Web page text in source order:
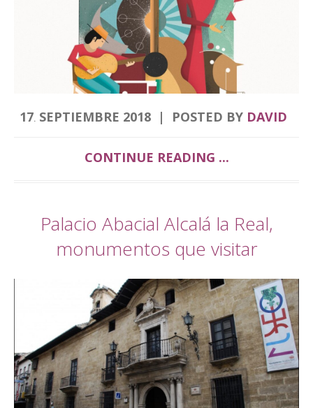
17. SEPTIEMBRE 2018 POSTED BY DAVID
CONTINUE READING ...
Palacio Abacial Alcalá la Real,
monumentos que visitar